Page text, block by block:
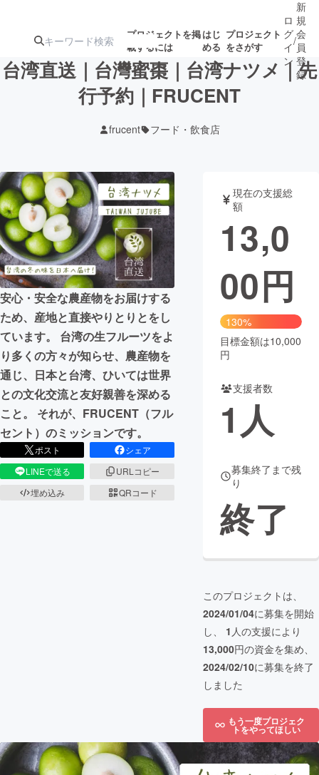
プロジェクトを掲
載するには
はじ
める
プロジェクト
をさがす
ジェクト
募集終了が近いプ
ロジェクト
アート・写真 音楽
テクノロジー・ガジェット ゲーム・
映像・映画 書籍・雑誌
ビジネス・起業 チャレンジ
まちづくり・地域活性化
CAMPFIRE for Social Good
CAMPFIRE Creation
CAMPFIREふるさと納税machi-ya コミュニティ
ロ
グ
イ
ン
/
新
規
会
員
登
録
台湾直送｜台灣蜜棗｜台湾ナツメ｜先
行予約｜FRUCENT
frucent フード・飲食店
安心・安全な農産物をお届けする
ため、産地と直接やりとりとをし
ています。 台湾の生フルーツをよ
り多くの方々が知らせ、農産物を
通じ、日本と台湾、ひいては世界
との文化交流と友好親善を深める
こと。 それが、FRUCENT（フル
セント）のミッションです。
ポスト
シェア
LINEで送る
URLコピー
埋め込み
QRコード
現在の支援総
額
13,0
00円
130%
目標金額は10,000
円
支援者数
1人
募集終了まで残
り
終了
このプロジェクトは、
2024/01/04に募集を開始
し、 1 人の支援により
13,000円の資金を集め、
2024/02/10に募集を終了
しました
もう一度プロジェク
トをやってほしい